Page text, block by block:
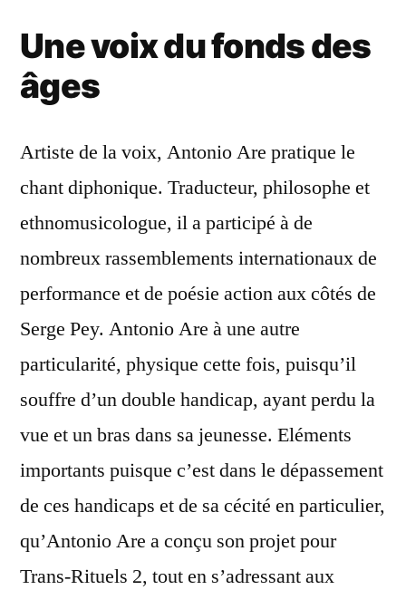
Une voix du fonds des
âges
Artiste de la voix, Antonio Are pratique le
chant diphonique. Traducteur, philosophe et
ethnomusicologue, il a participé à de
nombreux rassemblements internationaux de
performance et de poésie action aux côtés de
Serge Pey. Antonio Are à une autre
particularité, physique cette fois, puisqu’il
souffre d’un double handicap, ayant perdu la
vue et un bras dans sa jeunesse. Eléments
importants puisque c’est dans le dépassement
de ces handicaps et de sa cécité en particulier,
qu’Antonio Are a conçu son projet pour
Trans-Rituels 2, tout en s’adressant aux